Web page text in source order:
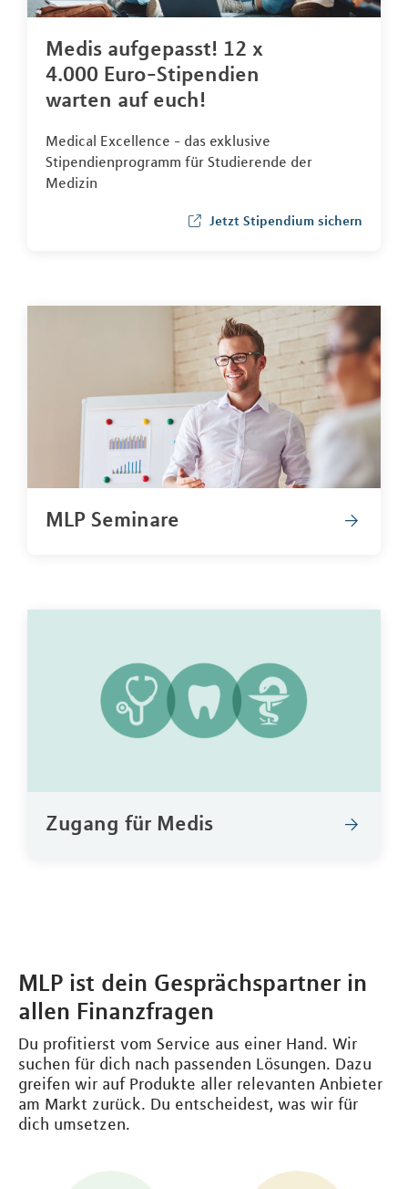
Medis aufgepasst! 12 x
4.000 Euro-Stipendien
warten auf euch!
Medical Excellence - das exklusive
Stipendienprogramm für Studierende der
Medizin
Jetzt Stipendium sichern
MLP Seminare
Zugang für Medis
MLP ist dein Gesprächspartner in
allen Finanzfragen
Du profitierst vom Service aus einer Hand. Wir
suchen für dich nach passenden Lösungen. Dazu
greifen wir auf Produkte aller relevanten Anbieter
am Markt zurück. Du entscheidest, was wir für
dich umsetzen.